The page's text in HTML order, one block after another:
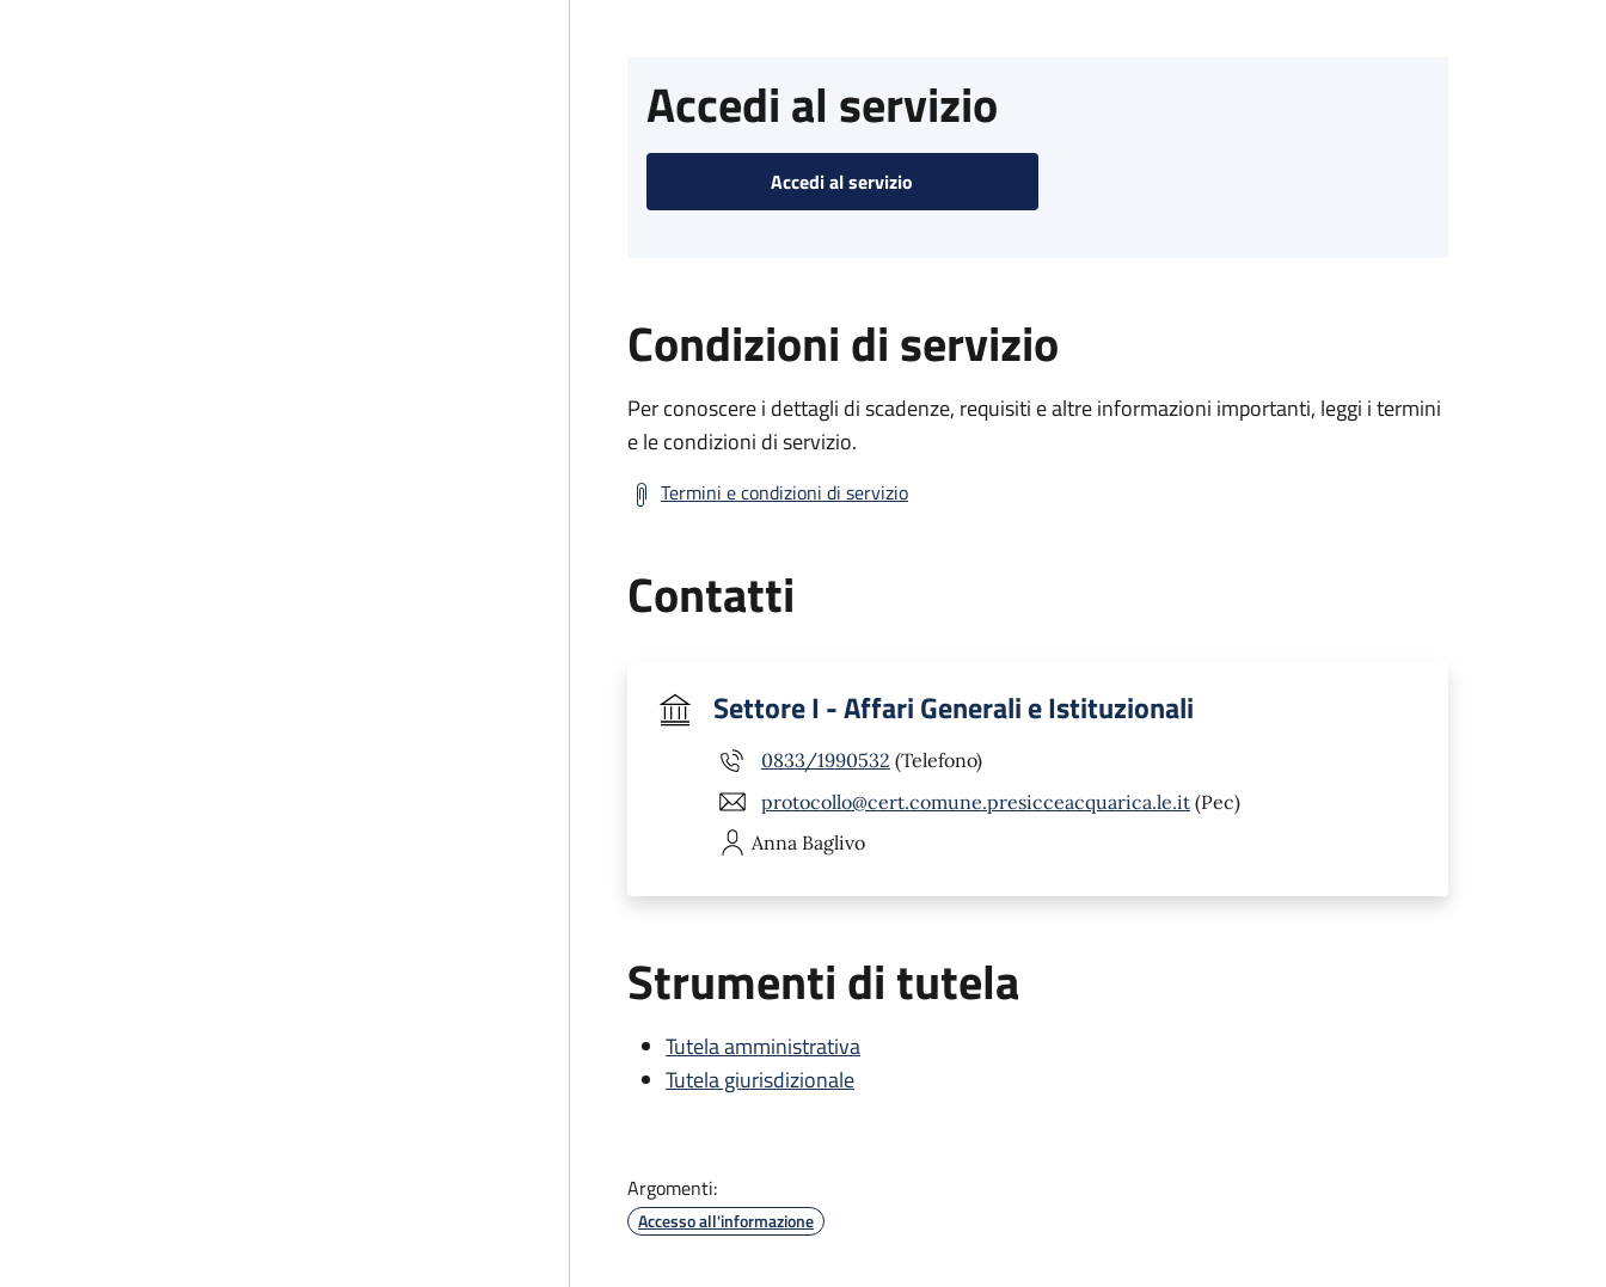
Accedi al servizio
Accedi al servizio
Condizioni di servizio
Per conoscere i dettagli di scadenze, requisiti e altre informazioni importanti, leggi i termini
e le condizioni di servizio.
Termini e condizioni di servizio
Contatti
Settore I - Affari Generali e Istituzionali
0833/1990532 (Telefono)
protocollo@cert.comune.presicceacquarica.le.it (Pec)
Anna Baglivo
Strumenti di tutela
Tutela amministrativa
Tutela giurisdizionale
Argomenti:
Accesso all'informazione